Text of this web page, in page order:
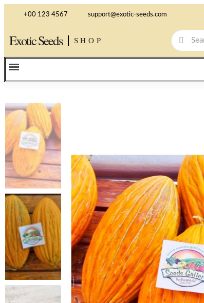
+00 123 4567 support@exotic-seeds.com
Exotic Seeds SHOP